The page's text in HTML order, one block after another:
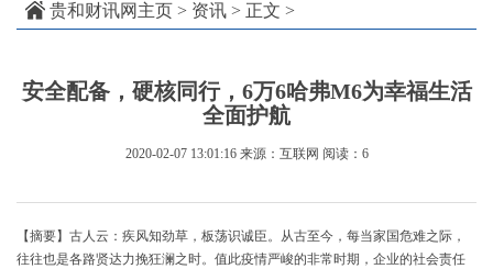
贵和财讯网主页 > 资讯 > 正文 >
安全配备，硬核同行，6万6哈弗M6为幸福生活
全面护航
2020-02-07 13:01:16 来源：互联网 阅读：6
【摘要】古人云：疾风知劲草，板荡识诚臣。从古至今，每当家国危难之际，
往往也是各路贤达力挽狂澜之时。值此疫情严峻的非常时期，企业的社会责任